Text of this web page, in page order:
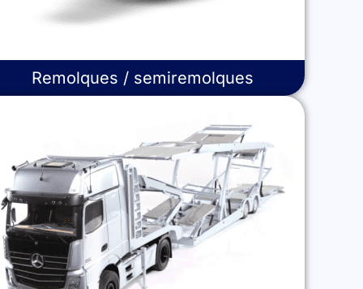
Remolques / semiremolques